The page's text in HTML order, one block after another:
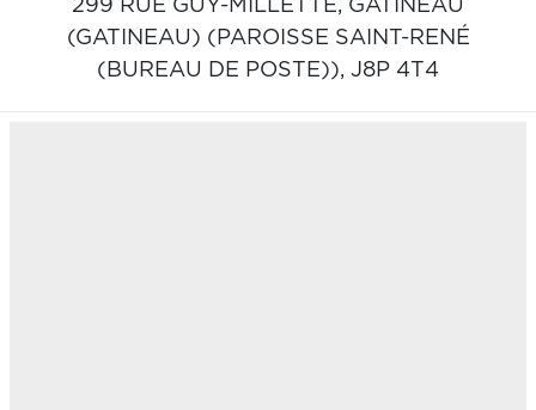
299 RUE GUY-MILLETTE, GATINEAU
(GATINEAU) (PAROISSE SAINT-RENÉ
(BUREAU DE POSTE)), J8P 4T4